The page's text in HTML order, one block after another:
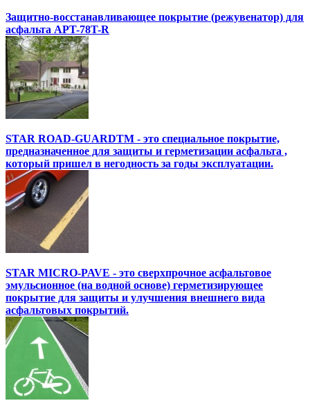
Защитно-восстанавливающее покрытие (режувенатор) для
асфальта APT-78T-R
STAR ROAD-GUARDTM - это специальное покрытие,
предназначенное для защиты и герметизации асфальта ,
который пришел в негодность за годы эксплуатации.
STAR MICRO-PAVE - это сверхпрочное асфальтовое
эмульсионное (на водной основе) герметизирующее
покрытие для защиты и улучшения внешнего вида
асфальтовых покрытий.